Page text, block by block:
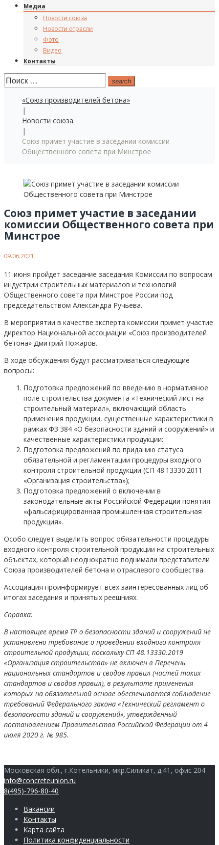
Медиа
Новости союза
Новости отрасли
Фото
Видео
Контакты
Поиск: search
«Союз производителей бетона»
|
Новости союза
|
Союз примет участие в заседании комиссии
Общественного совета при Минстрое
Союз примет участие в заседании
комиссии Общественного совета при
Минстрое
09.06.2021
11 июня пройдет заседание заседания Комиссии по вопросам
индустрии строительных материалов и технологий
Общественного совета при Минстрое России под
председательством Александра Ручьева.
В мероприятии в качестве эксперта комиссии примет участие
директор Национальной ассоциации «Союз производителей
бетона» Дмитрий Пожаров.
В ходе обсуждения будут рассматриваться следующие
вопросы:
Подготовка предложений по введению в нормативное
поле строительства документа «Технический лист на
строительный материал», включающий область
применения продукции, существенные характеристики в
рамках ФЗ 384 «О безопасности зданий и сооружений» и
качественные характеристики продукции:
Подготовка предложений по приданию статуса
обязательной и регламентации процедуры входного
контроля строительной продукции (СП 48.13330.2011
«Организация строительства»);
Подготовка предложений о включении в
законодательные акты Российской Федерации понятия
«фальсифицированная промышленная строительная
продукция».
Особо следует выделить вопрос обязательности процедуры
входного контроля строительной продукции на строительных
объектах, который неоднократно поднимали представители
Союза производителей бетона и отраслевого сообщества.
Ассоциация проинформирует всех заинтересованных лиц об
итогах заседания и принятых реешниях.
Справка:
В настоящее время ТР о безопасности зданий и сооружений не
установлено требование о проведении входного контроля
строительной продукции, поскольку СП 48.13330.2019
«Организация строительства» не включен в Перечень
национальных стандартов и сводов правил (частей таких
стандартов и сводов правил), в результате применения
которых на обязательной основе обеспечивается соблюдение
требований Федерального закона «Технический регламент о
безопасности зданий и сооружений», утвержденный
постановлением Правительства Российской Федерации от 4
июля 2020 г. № 985.
Московская обл., г.Котельники, мкр.Силикат, д.41, офис 204
info@concreteunion.ru
8(495)-796-80-40
Вакансии
Контакты
Карта сайта
Политика конфиденциальности